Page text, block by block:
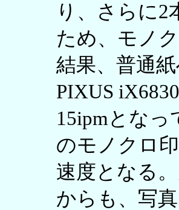
り、さらに2
ため、モノ
結果、普通
PIXUS
15ipmとなっ
のモノクロ
速度となる
からも、写